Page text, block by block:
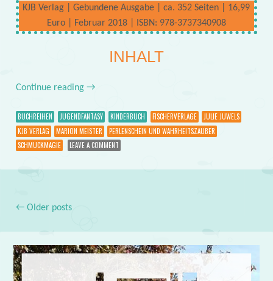
KJB Verlag | Gebundene Ausgabe | ca. 352 Seiten | 16,99
Euro | Februar 2018 | ISBN: 978-3737340908
INHALT
Continue reading →
BUCHREIHEN JUGENDFANTASY KINDERBUCH FISCHERVERLAGE
JULIE JUWELS
KJB VERLAG
MARION MEISTER
PERLENSCHEIN UND WAHRHEITSZAUBER
SCHMUCKMAGIE
LEAVE A COMMENT
Post navigation
←Older posts